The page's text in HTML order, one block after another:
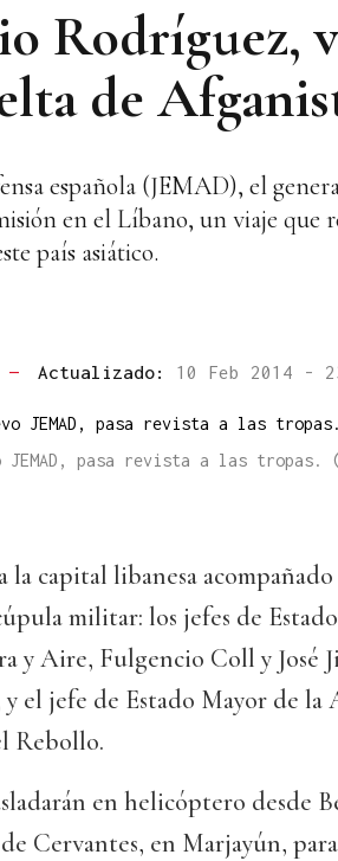
Rodríguez,
de
española (JEMAD), el
en el Líbano, un viaje que
país asiático.
— Actualizado: 10 Feb 2014 -
JEMAD, pasa revista a las
la capital libanesa
militar: los jefes de
y Aire, Fulgencio Coll y José
el jefe de Estado Mayor de la
Rebollo.
en helicóptero desde
Cervantes, en Marjayún,